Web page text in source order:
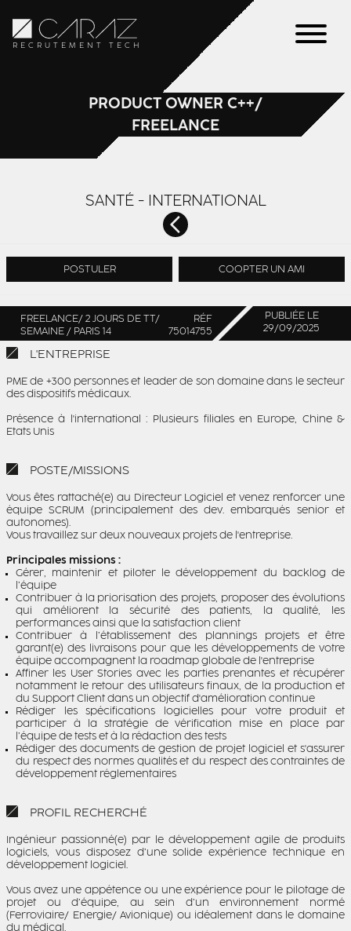
RECRUTEMENT TECH
PRODUCT OWNER C++/
FREELANCE
SANTÉ - INTERNATIONAL
POSTULER COOPTER UN AMI
FREELANCE/ 2 JOURS DE TT/
SEMAINE / PARIS 14
RÉF
75014755
PUBLIÉE LE
29/09/2025
L'ENTREPRISE
PME de +300 personnes et leader de son domaine dans le secteur
des dispositifs médicaux.
Présence à l'international : Plusieurs filiales en Europe, Chine &
Etats Unis
POSTE/MISSIONS
Vous êtes rattaché(e) au Directeur Logiciel et venez renforcer une
équipe SCRUM (principalement des dev. embarqués senior et
autonomes).
Vous travaillez sur deux nouveaux projets de l'entreprise.
Principales missions :
Gérer, maintenir et piloter le développement du backlog de
l’équipe
Contribuer à la priorisation des projets, proposer des évolutions
qui améliorent la sécurité des patients, la qualité, les
performances ainsi que la satisfaction client
Contribuer à l’établissement des plannings projets et être
garant(e) des livraisons pour que les développements de votre
équipe accompagnent la roadmap globale de l'entreprise
Affiner les User Stories avec les parties prenantes et récupérer
notamment le retour des utilisateurs finaux, de la production et
du Support Client dans un objectif d'amélioration continue
Rédiger les spécifications logicielles pour votre produit et
participer à la stratégie de vérification mise en place par
l’équipe de tests et à la rédaction des tests
Rédiger des documents de gestion de projet logiciel et s'assurer
du respect des normes qualités et du respect des contraintes de
développement réglementaires
PROFIL RECHERCHÉ
Ingénieur passionné(e) par le développement agile de produits
logiciels, vous disposez d’une solide expérience technique en
développement logiciel.
Vous avez une appétence ou une expérience pour le pilotage de
projet ou d’équipe, au sein d’un environnement normé
(Ferroviaire/ Energie/ Avionique) ou idéalement dans le domaine
du médical.